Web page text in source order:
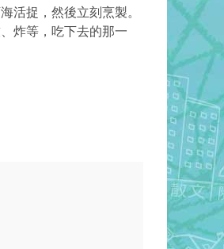
活捉，然後立刻烹製。
炸等，吃下去的那一